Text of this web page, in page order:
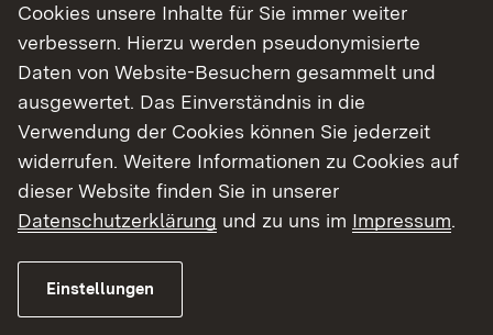
Finde dein Studium in Baden-Württemberg
Cookies unsere Inhalte für Sie immer weiter
verbessern. Hierzu werden pseudonymisierte
Daten von Website-Besuchern gesammelt und
ausgewertet. Das Einverständnis in die
Verwendung der Cookies können Sie jederzeit
widerrufen. Weitere Informationen zu Cookies auf
dieser Website finden Sie in unserer
Datenschutzerklärung und zu uns im Impressum.
Einstellungen